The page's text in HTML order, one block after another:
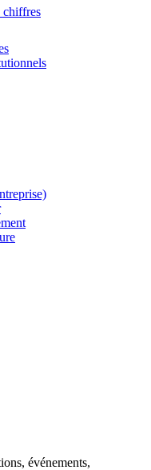
chiffres
événements,